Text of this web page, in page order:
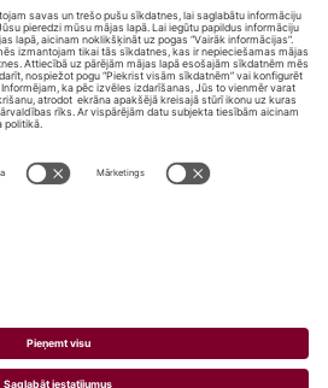
Iestatījumi
lietošanas noteikumi
UN
PERSONĀM IR